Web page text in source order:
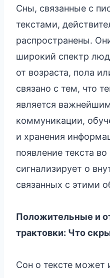
Сны, связанные с
текстами,
распространены.
широкий спектр
от возраста, пола
связано с тем, что
является
коммуникации,
и хранения
появление текста во
сигнализирует о
связанных с этими
Положительные и
трактовки: Что
Сон о тексте может